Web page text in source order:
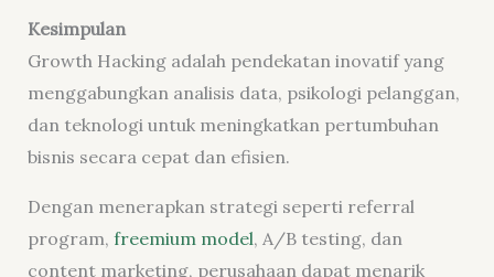
Kesimpulan
Growth Hacking adalah pendekatan inovatif yang
menggabungkan analisis data, psikologi pelanggan,
dan teknologi untuk meningkatkan pertumbuhan
bisnis secara cepat dan efisien.
Dengan menerapkan strategi seperti referral
program, freemium model, A/B testing, dan
content marketing, perusahaan dapat menarik